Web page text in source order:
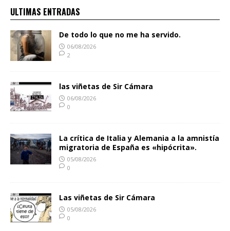
ULTIMAS ENTRADAS
De todo lo que no me ha servido.
06/08/2026
2
las viñetas de Sir Cámara
06/08/2026
0
La crítica de Italia y Alemania a la amnistía
migratoria de España es «hipócrita».
05/08/2026
0
Las viñetas de Sir Cámara
05/08/2026
0